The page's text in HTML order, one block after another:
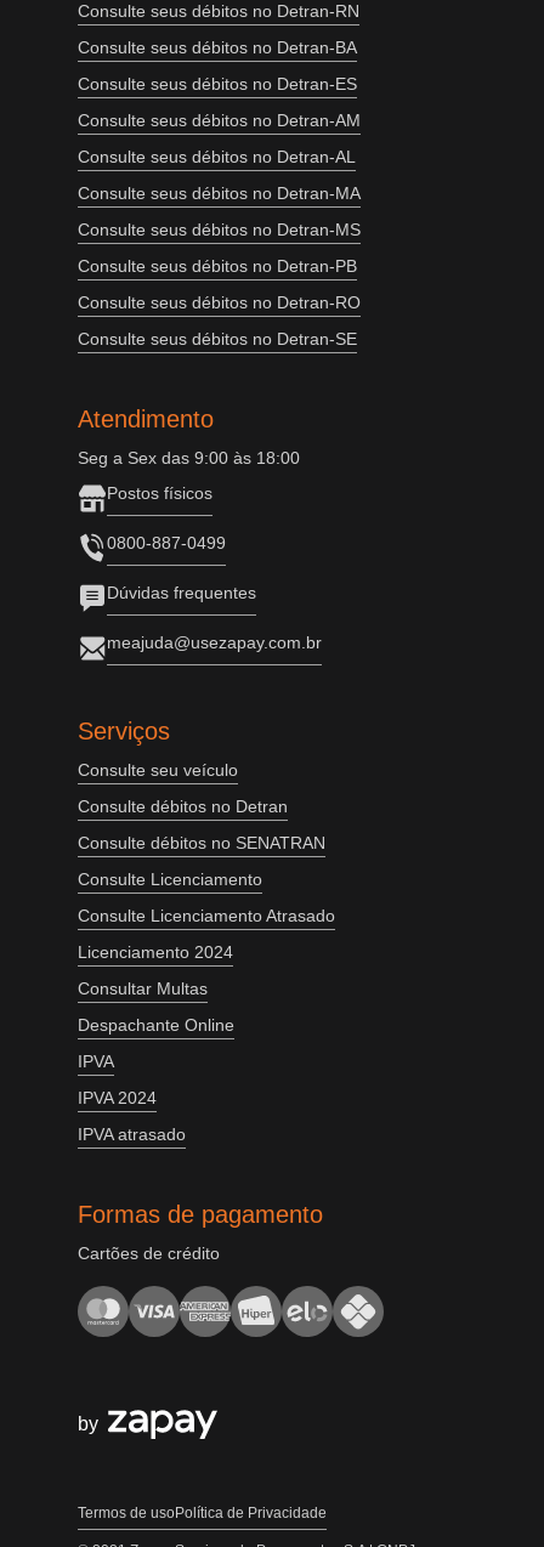
Consulte seus débitos no Detran-RN
Consulte seus débitos no Detran-BA
Consulte seus débitos no Detran-ES
Consulte seus débitos no Detran-AM
Consulte seus débitos no Detran-AL
Consulte seus débitos no Detran-MA
Consulte seus débitos no Detran-MS
Consulte seus débitos no Detran-PB
Consulte seus débitos no Detran-RO
Consulte seus débitos no Detran-SE
Atendimento
Seg a Sex das 9:00 às 18:00
Postos físicos
0800-887-0499
Dúvidas frequentes
meajuda@usezapay.com.br
Serviços
Consulte seu veículo
Consulte débitos no Detran
Consulte débitos no SENATRAN
Consulte Licenciamento
Consulte Licenciamento Atrasado
Licenciamento 2024
Consultar Multas
Despachante Online
IPVA
IPVA 2024
IPVA atrasado
Formas de pagamento
Cartões de crédito
by
Termos de usoPolítica de Privacidade